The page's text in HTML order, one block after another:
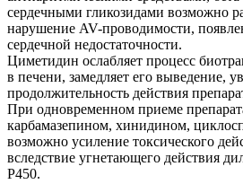
сердечными гликозидами возможно
нарушение AV-проводимости,
сердечной недостаточности.
Циметидин ослабляет процесс
в печени, замедляет его выведение,
продолжительность действия
При одновременном приеме
карбамазепином, хинидином,
возможно усиление токсического
вследствие угнетающего действия
Р450.